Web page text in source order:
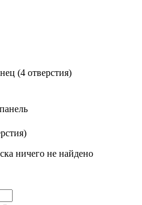
(4 отверстия)
ничего не найдено